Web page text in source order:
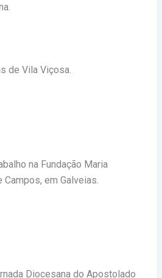
de Vila Viçosa.
na Fundação Maria
em Galveias.
Diocesana do Apostolado